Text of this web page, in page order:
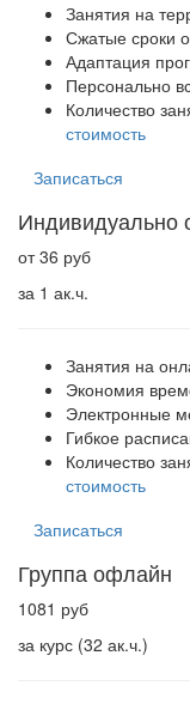
Занятия на
Сжатые сроки
Адаптация
Персонально
Количество
стоимость
Записаться
Индивидуально
от 36 руб
за 1 ак.ч.
Занятия на
Экономия
Электронные
Гибкое
Количество
стоимость
Записаться
Группа офлайн
1081 руб
за курс (32 ак.ч.)